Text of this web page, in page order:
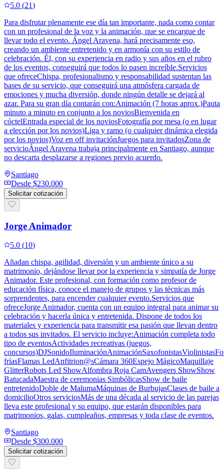
5.0 (21)
Para disfrutar plenamente ese día tan importante, nada como contar
con un profesional de la voz y la animación, que se encargue de
llevar todo el evento. Ángel Aravena, hará precisamente eso,
creando un ambiente entretenido y en armonía con su estilo de
celebración. Él, con su experiencia en radio y sus años en el rubro
de los eventos, conseguirá que todos lo pasen increíble.Servicios
que ofreceChispa, profesionalismo y responsabilidad sustentan las
bases de su servicio, que conseguirá una atmósfera cargada de
emociones y mucha diversión, donde ningún detalle se dejará al
azar. Para su gran día contarán con:Animación (7 horas aprox.)Pauta
minuto a minuto en conjunto a los noviosBienvenida en
cóctelEntrada especial de los noviosFotografía por mesa (o en lugar
a elección por los novios)Liga y ramo (o cualquier dinámica elegida
por los novios)Voz en off invitaciónJuegos para invitadosZona de
servicioÁngel Aravena trabaja principalmente en Santiago, aunque
no descarta desplazarse a regiones previo acuerdo.
Santiago
Desde $230.000
Solicitar cotización
Jorge Animador
5.0 (10)
Añadan chispa, agilidad, diversión y un ambiente único a su
matrimonio, dejándose llevar por la experiencia y simpatía de Jorge
Animador. Este profesional, con formación como profesor de
educación física, conoce el manejo de grupos y las técnicas más
sorprendentes, para encender cualquier evento.Servicios que
ofreceJorge Animador, cuenta con un equipo integral para animar su
celebración y hacerla única y entretenida. Dispone de todos los
materiales y experiencia para transmitir esa pasión que llevan dentro
a todos sus invitados. El servicio incluye:Animación completa todo
tipo de eventosActividades recreativas (juegos,
fríasFlamas LedAnfitrion@sCámara 360Espejo MágicoMaquillaje
GlitterRobots Led ShowAlfombra Roja CamAvengers ShowShow
BatucadaMaestra de ceremonias SimbólicasShow de baile
entretenidoDoble de MalumaMáquinas de BurbujasClases de baile a
domicilioOtros serviciosMás de una década al servicio de las parejas
lleva este profesional y su equipo, que estarán disponibles para
matrimonios, galas, cumpleaños, empresas y toda clase de eventos.
Santiago
Desde $300.000
Solicitar cotización